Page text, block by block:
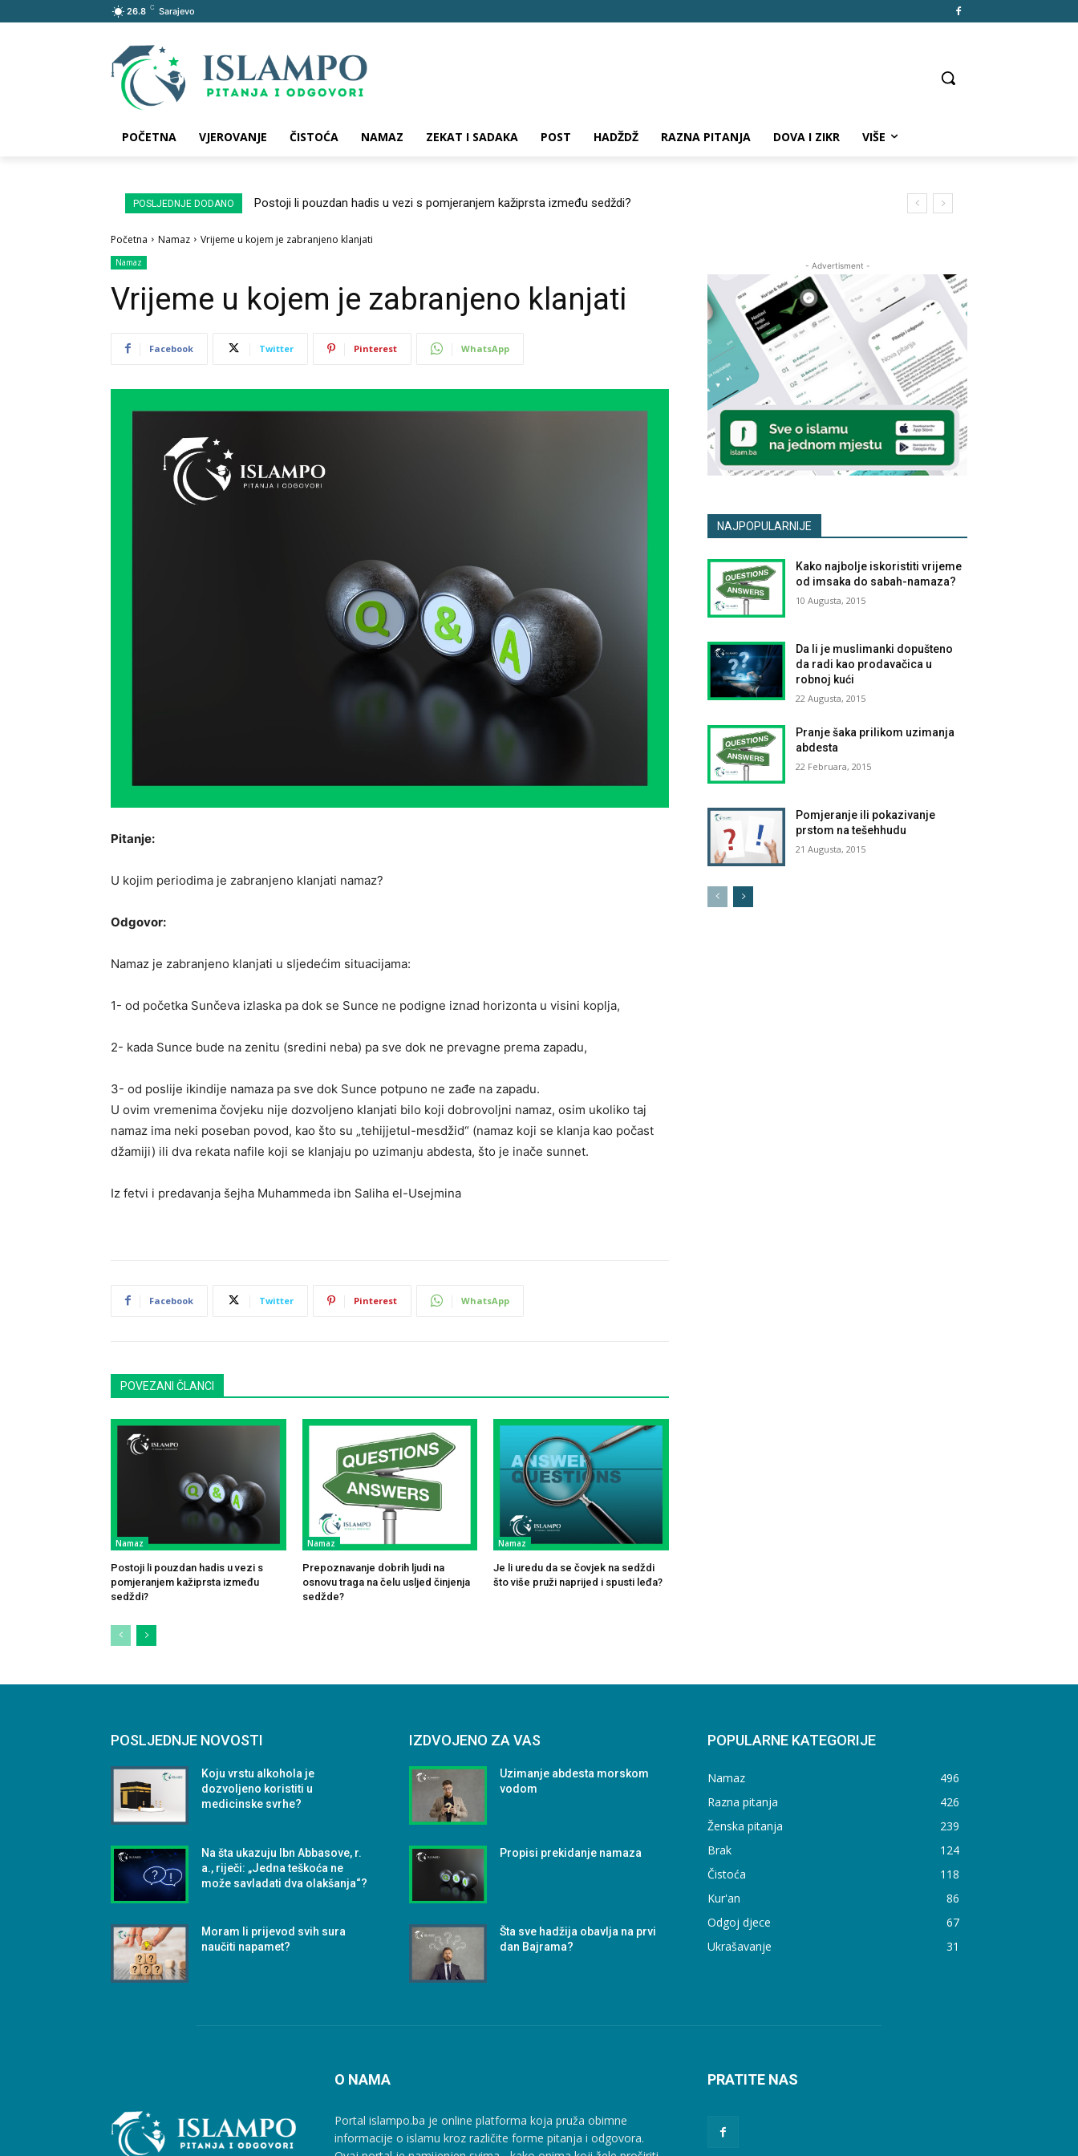
26.8 C Sarajevo
POČETNA VJEROVANJE ČISTOĆA NAMAZ ZEKAT I SADAKA POST HADŽDŽ RAZNA PITANJA DOVA I ZIKR VIŠE
POSLJEDNJE DODANO Postoji li pouzdan hadis u vezi s pomjeranjem kažiprsta između sedždi?
Početna Namaz Vrijeme u kojem je zabranjeno klanjati
Namaz
Vrijeme u kojem je zabranjeno klanjati
Facebook Twitter Pinterest WhatsApp
Pitanje:
U kojim periodima je zabranjeno klanjati namaz?
Odgovor:
Namaz je zabranjeno klanjati u sljedećim situacijama:
1- od početka Sunčeva izlaska pa dok se Sunce ne podigne iznad horizonta u visini koplja,
2- kada Sunce bude na zenitu (sredini neba) pa sve dok ne prevagne prema zapadu,
3- od poslije ikindije namaza pa sve dok Sunce potpuno ne zađe na zapadu.
U ovim vremenima čovjeku nije dozvoljeno klanjati bilo koji dobrovoljni namaz, osim ukoliko taj
namaz ima neki poseban povod, kao što su „tehijjetul-mesdžid“ (namaz koji se klanja kao počast
džamiji) ili dva rekata nafile koji se klanjaju po uzimanju abdesta, što je inače sunnet.
Iz fetvi i predavanja šejha Muhammeda ibn Saliha el-Usejmina
Facebook Twitter Pinterest WhatsApp
POVEZANI ČLANCI
Namaz
Postoji li pouzdan hadis u vezi s
pomjeranjem kažiprsta između
sedždi?
Namaz
Prepoznavanje dobrih ljudi na
osnovu traga na čelu usljed činjenja
sedžde?
Namaz
Je li uredu da se čovjek na sedždi
što više pruži naprijed i spusti leđa?
- Advertisment -
NAJPOPULARNIJE
Kako najbolje iskoristiti vrijeme
od imsaka do sabah-namaza?
10 Augusta, 2015
Da li je muslimanki dopušteno
da radi kao prodavačica u
robnoj kući
22 Augusta, 2015
Pranje šaka prilikom uzimanja
abdesta
22 Februara, 2015
Pomjeranje ili pokazivanje
prstom na tešehhudu
21 Augusta, 2015
POSLJEDNJE NOVOSTI
Koju vrstu alkohola je
dozvoljeno koristiti u
medicinske svrhe?
Na šta ukazuju Ibn Abbasove, r.
a., riječi: „Jedna teškoća ne
može savladati dva olakšanja“?
Moram li prijevod svih sura
naučiti napamet?
IZDVOJENO ZA VAS
Uzimanje abdesta morskom
vodom
Propisi prekidanje namaza
Šta sve hadžija obavlja na prvi
dan Bajrama?
POPULARNE KATEGORIJE
Namaz
496
Razna pitanja
426
Ženska pitanja
239
Brak
124
Čistoća
118
Kur'an
86
Odgoj djece
67
Ukrašavanje
31
O NAMA
Portal islampo.ba je online platforma koja pruža obimne
informacije o islamu kroz različite forme pitanja i odgovora.
PRATITE NAS